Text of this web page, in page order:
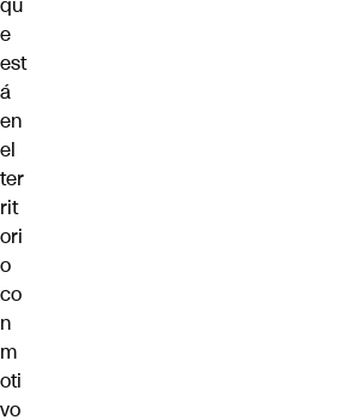
e
est
á
en
el
ter
rit
ori
o
co
n
m
oti
vo